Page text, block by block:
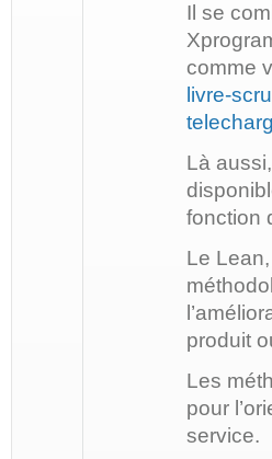
Il se
comme
livre-
Là
fonction
Le
produit
Les
pour
service.